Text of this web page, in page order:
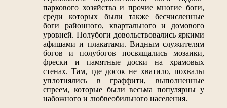
паркового хозяйства и прочие многие боги,
среди которых были также бесчисленные
боги районного, квартального и домового
уровней. Полубоги довольствовались яркими
афишами и плакатами. Видным служителям
богов и полубогов посвящались мозаики,
фрески и памятные доски на храмовых
стенах. Там, где досок не хватило, похвалы
уплотнялись в граффити, выполненные
спреем, которые были весьма популярны у
набожного и любвеобильного населения.